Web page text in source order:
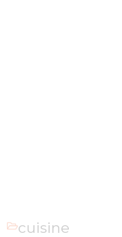
cuisine